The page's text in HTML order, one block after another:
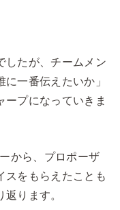
したが、チームメン
一番伝えたいか」
ープになっていきま
から、プロポーザ
スをもらえたことも
ります。